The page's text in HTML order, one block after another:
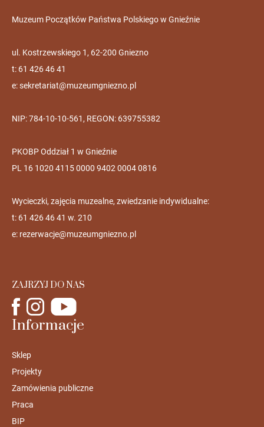
Muzeum Początków Państwa Polskiego w Gnieźnie
ul. Kostrzewskiego 1, 62-200 Gniezno
t: 61 426 46 41
e:sekretariat@muzeumgniezno.pl
NIP: 784-10-10-561, REGON: 639755382
PKOBP Oddział 1 w Gnieźnie
PL 16 1020 4115 0000 9402 0004 0816
Wycieczki, zajęcia muzealne, zwiedzanie indywidualne:
t: 61 426 46 41 w. 210
e: rezerwacje@muzeumgniezno.pl
ZAJRZYJ DO NAS
Informacje
Sklep
Projekty
Zamówienia publiczne
Praca
BIP